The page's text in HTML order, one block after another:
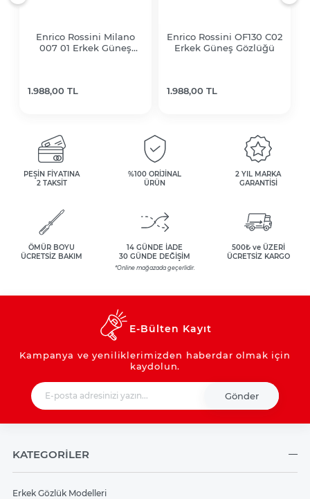
Enrico Rossini Milano
007 01 Erkek Güneş
1.988,00 TL
Enrico Rossini OF130 C02
Erkek Güneş Gözlüğü
1.988,00 TL
PEŞİN FİYATINA
2 TAKSİT
%100 ORİJİNAL
ÜRÜN
2 YIL MARKA
GARANTİSİ
ÖMÜR BOYU
ÜCRETSİZ BAKIM
14 GÜNDE İADE
30 GÜNDE DEĞİŞİM
*Online mağazada geçerlidir.
500₺ ve ÜZERİ
ÜCRETSİZ KARGO
E-Bülten Kayıt
Kampanya ve yeniliklerimizden haberdar olmak için
kaydolun.
Gönder
KATEGORİLER
Erkek Gözlük Modelleri